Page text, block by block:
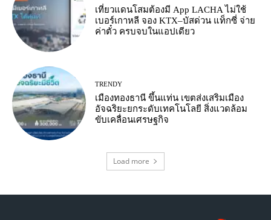
เที่ยวแดนโสมต้องมี App LACHA ไม่ใช้
เบอร์เกาหลี จอง KTX–บัสด่วน แท็กซี่ จ่าย
ค่าตั๋ว ครบจบในแอปเดียว
TRENDY
เมืองทองธานี ขึ้นแท่น เขตส่งเสริมเมือง
อัจฉริยะยกระดับเทคโนโลยี สิ่งแวดล้อม
ขับเคลื่อนเศรษฐกิจ
Load more